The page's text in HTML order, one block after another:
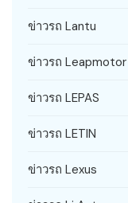
ข่าวรถ Lantu
ข่าวรถ Leapmotor
ข่าวรถ LEPAS
ข่าวรถ LETIN
ข่าวรถ Lexus